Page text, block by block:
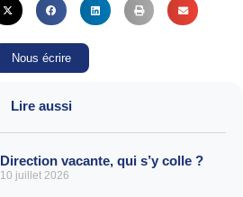
Nous écrire
Lire aussi
Direction vacante, qui s’y colle ?
10 juillet 2026